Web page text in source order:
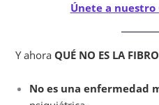
Únete a nuestro
Y ahora QUÉ NO ES LA
No es una enfermedad